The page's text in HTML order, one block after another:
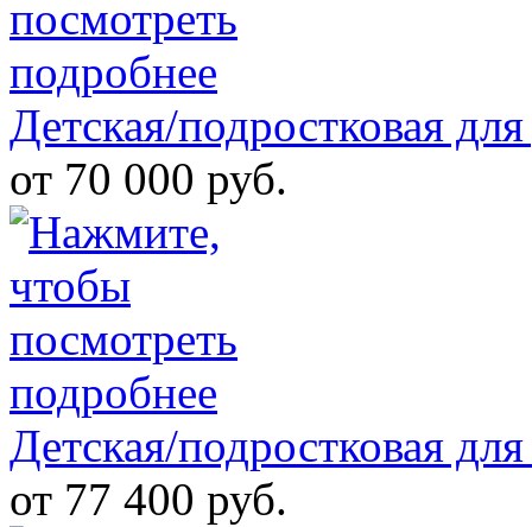
Детская/подростковая
от 70 000 руб.
Детская/подростковая
от 77 400 руб.